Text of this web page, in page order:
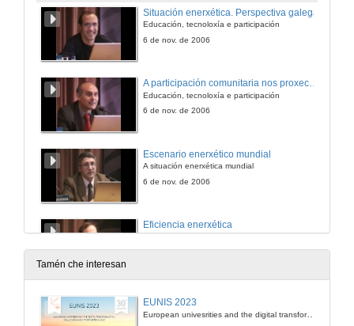
Situación enerxética. Perspectiva galega
Educación, tecnoloxía e participación
6 de nov. de 2006
A participación comunitaria nos proxectos de Enerxías Renovables
Educación, tecnoloxía e participación
6 de nov. de 2006
Escenario enerxético mundial
A situación enerxética mundial
6 de nov. de 2006
Eficiencia enerxética
6 de nov. de 2006
A situación enerxética mundial
Tamén che interesan
EUNIS 2023
European univesrities and the digital transformation: challenges and opportunities ahead